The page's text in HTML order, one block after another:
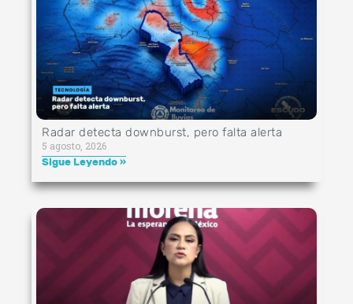
Radar detecta downburst, pero falta alerta
5 agosto, 2026
Sigue Leyendo »